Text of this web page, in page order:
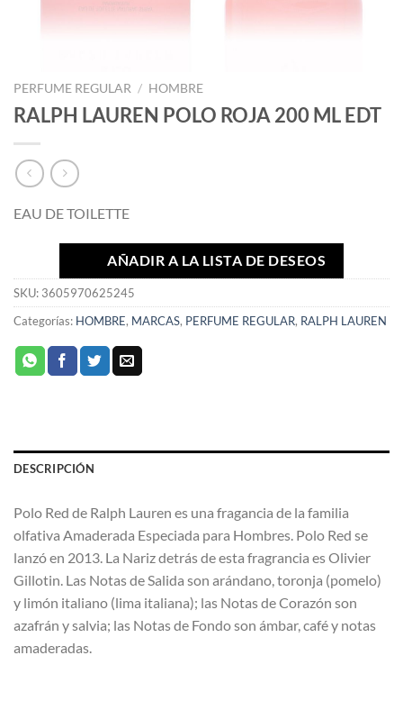
PERFUME REGULAR / HOMBRE
RALPH LAUREN POLO ROJA 200 ML EDT
EAU DE TOILETTE
AÑADIR A LA LISTA DE DESEOS
SKU: 3605970625245
Categorías: HOMBRE, MARCAS, PERFUME REGULAR, RALPH LAUREN
DESCRIPCIÓN
Polo Red de Ralph Lauren es una fragancia de la familia
olfativa Amaderada Especiada para Hombres. Polo Red se
lanzó en 2013. La Nariz detrás de esta fragrancia es Olivier
Gillotin. Las Notas de Salida son arándano, toronja (pomelo)
y limón italiano (lima italiana); las Notas de Corazón son
azafrán y salvia; las Notas de Fondo son ámbar, café y notas
amaderadas.